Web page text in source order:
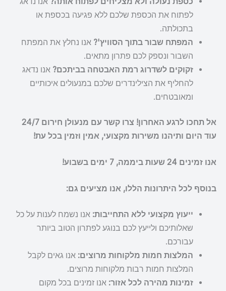
לפתוח את הכספת שלכם ללא פגיעה בכספת או
בתכולתה.
המפתח שבור בתוך הסוויץ'? אנו נחלץ את המפתח
השבור ונספק לכם פתרון מתאים.
זקוקים לשדרוג רמת האבטחה בביתכם? אנו נדאג
להחליף את הצילינדרים שלכם במנעולים איכותיים
ומאובטחים.
אל תחכו לרגע האחרון! צרו קשר עם מנעולן חירום 24/7
עוד היום ותיהנו משירות מקצועי, אמין וזמין בכל עת!
אנו זמינים 24 שעות ביממה, 7 ימים בשבוע!
בנוסף לכל היתרונות הללו, אנו מציעים גם:
ייעוץ מקצועי ללא התחייבות: אנו נשמח לענות על כל
שאלותיכם ולייעץ לכם בנוגע לפתרון הטוב ביותר
עבורכם.
המלצות חמות מלקוחות מרוצים: אנו גאים לקבל
המלצות חמות רבות מלקוחות מרוצים.
זמינות מהירה לכל אזור: אנו זמינים בכל מקום